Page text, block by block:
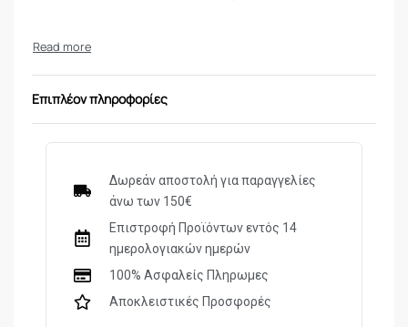
Επιπλέον πληροφορίες
Δωρεάν αποστολή για παραγγελίες
άνω των 150€
Επιστροφή Προϊόντων εντός 14
ημερολογιακών ημερών
100% Ασφαλείς Πληρωμες
Αποκλειστικές Προσφορές